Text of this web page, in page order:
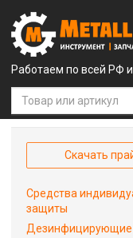
Работаем по всей РФ
Скачать
Средства
защиты
Дезинфицирующие